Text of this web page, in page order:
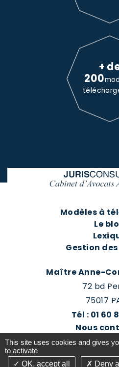
+
200
Modèles à
Le
Gestion
Maître Anne-
72 bd
75017
Tél : 01 60
Nous
Prendre
This site uses cookies and gives
to activate
OK, accept all
Deny